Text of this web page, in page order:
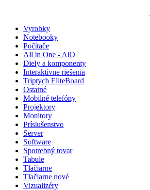
Vyrobky
Notebooky
Počítače
All in One - AiO
Diely a komponenty
Interaktívne riešenia
Triptych EliteBoard
Ostatné
Mobilné telefóny
Projektory
Monitory
Príslušenstvo
Server
Software
Spotrebný tovar
Tabule
Tlačiarne
Tlačiarne nové
Vizualizéry